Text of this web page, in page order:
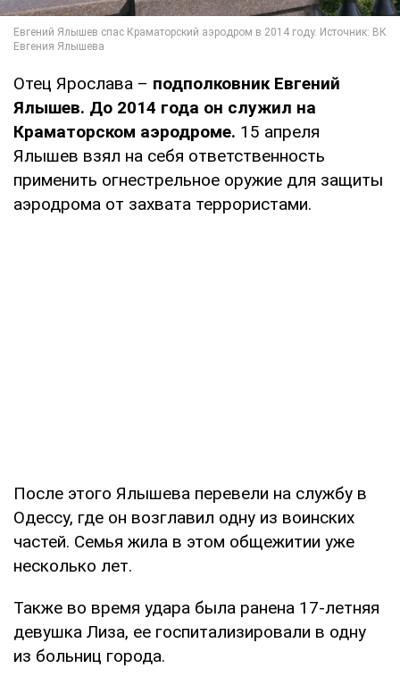
Отец Ярослава – подполковник Евгений
Ялышев. До 2014 года он служил на
Краматорском аэродроме. 15 апреля
Ялышев взял на себя ответственность
применить огнестрельное оружие для защиты
аэродрома от захвата террористами.
После этого Ялышева перевели на службу в
Одессу, где он возглавил одну из воинских
частей. Семья жила в этом общежитии уже
несколько лет.
Также во время удара была ранена 17-летняя
девушка Лиза, ее госпитализировали в одну
из больниц города.